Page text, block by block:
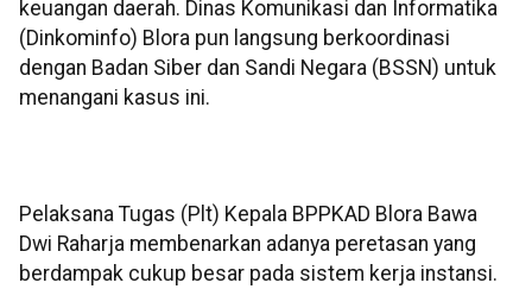
keuangan daerah. Dinas Komunikasi dan Informatika
(Dinkominfo) Blora pun langsung berkoordinasi
dengan Badan Siber dan Sandi Negara (BSSN) untuk
menangani kasus ini.
Pelaksana Tugas (Plt) Kepala BPPKAD Blora Bawa
Dwi Raharja membenarkan adanya peretasan yang
berdampak cukup besar pada sistem kerja instansi.